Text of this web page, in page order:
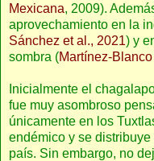
Mexicana, 2009).
aprovechamiento en la
Sánchez et al., 2021) y
sombra (Martínez-
Inicialmente el
fue muy asombroso
únicamente en los
endémico y se
país. Sin embargo, no